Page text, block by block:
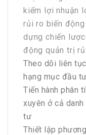
kiếm lợi nhuận
rủi ro biến
dựng chiến
động quản trị
Theo dõi liên
hạng mục đầu tư
Tiến hành phân
xuyên ở cả
tư
Thiết lập